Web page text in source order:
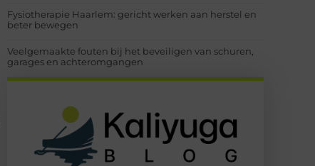
Fysiotherapie Haarlem: gericht werken aan herstel en
beter bewegen
Veelgemaakte fouten bij het beveiligen van schuren,
garages en achteromgangen